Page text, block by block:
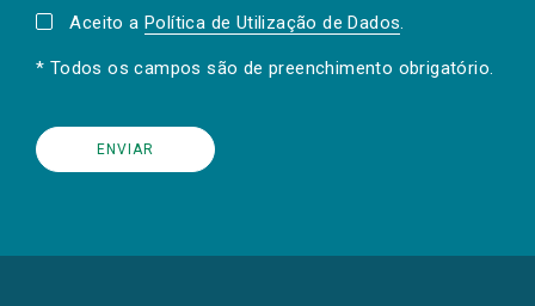
Aceito a Política de Utilização de Dados.
* Todos os campos são de preenchimento obrigatório.